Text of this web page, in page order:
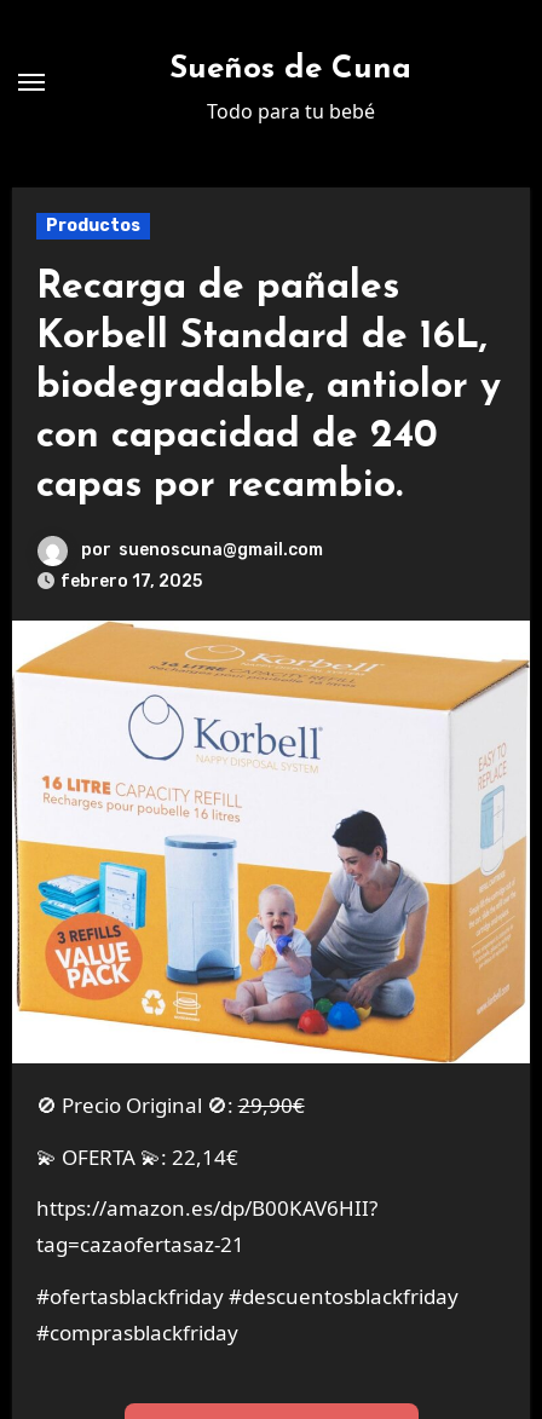
contenido
Sueños de Cuna
Todo para tu bebé
Productos
Recarga de pañales
Korbell Standard de 16L,
biodegradable, antiolor y
con capacidad de 240
capas por recambio.
por suenoscuna@gmail.com
febrero 17, 2025
🚫 Precio Original 🚫:29,90€
💫 OFERTA 💫: 22,14€
https://amazon.es/dp/B00KAV6HII?
tag=cazaofertasaz-21
#ofertasblackfriday #descuentosblackfriday
#comprasblackfriday